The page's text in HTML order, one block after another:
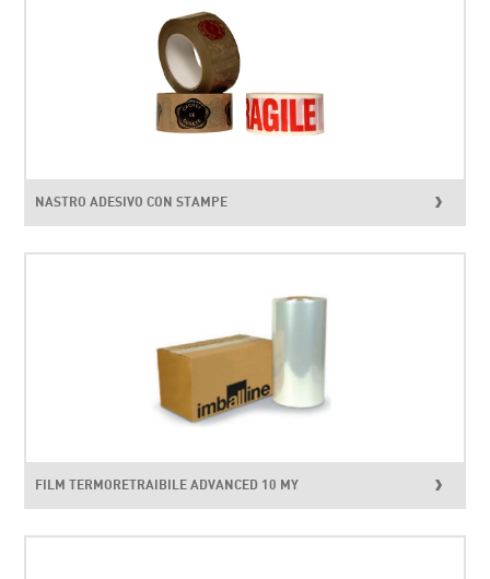
NASTRO ADESIVO CON STAMPE
FILM TERMORETRAIBILE ADVANCED 10 MY